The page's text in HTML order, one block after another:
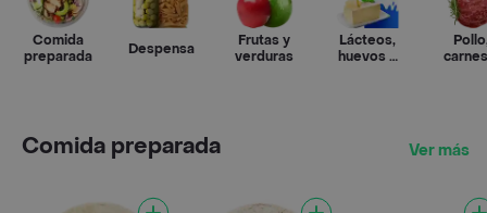
Comida
preparada
Despensa
Frutas y
verduras
Lácteos,
huevos y
Comida preparada Ver más